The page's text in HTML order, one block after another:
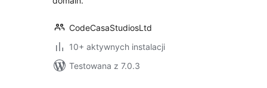
CodeCasaStudiosLtd
10+ aktywnych instalacji
Testowana z 7.0.3